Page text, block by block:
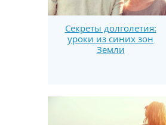
Секреты долголетия:
уроки из синих зон
Земли